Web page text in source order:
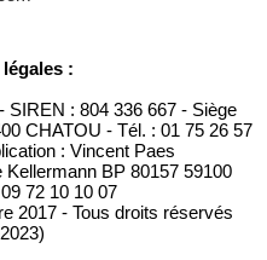
:
SIREN : 804 336 667 - Siège
CHATOU - Tél. : 01 75 26 57
: Vincent Paes
BP 80157 59100
72 10 10 07
2017 - Tous droits réservés